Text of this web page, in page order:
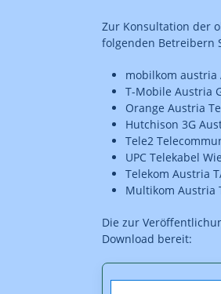
Zur Konsultation der
folgenden Betreibern
mobilkom austria
T-Mobile Austria
Orange Austria
Hutchison 3G
Tele2
UPC Telekabel
Telekom Austria
Multikom Austria
Die zur
Download bereit: